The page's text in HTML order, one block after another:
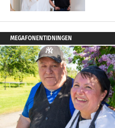
MEGAFONENTIDNINGEN